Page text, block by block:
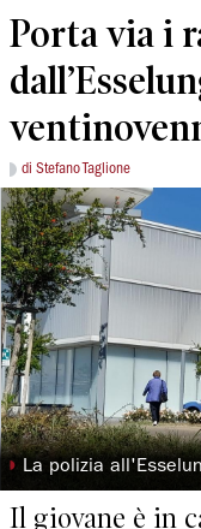
Porta via i
di Stefano Taglione
◗ La polizia
Il giovane è in